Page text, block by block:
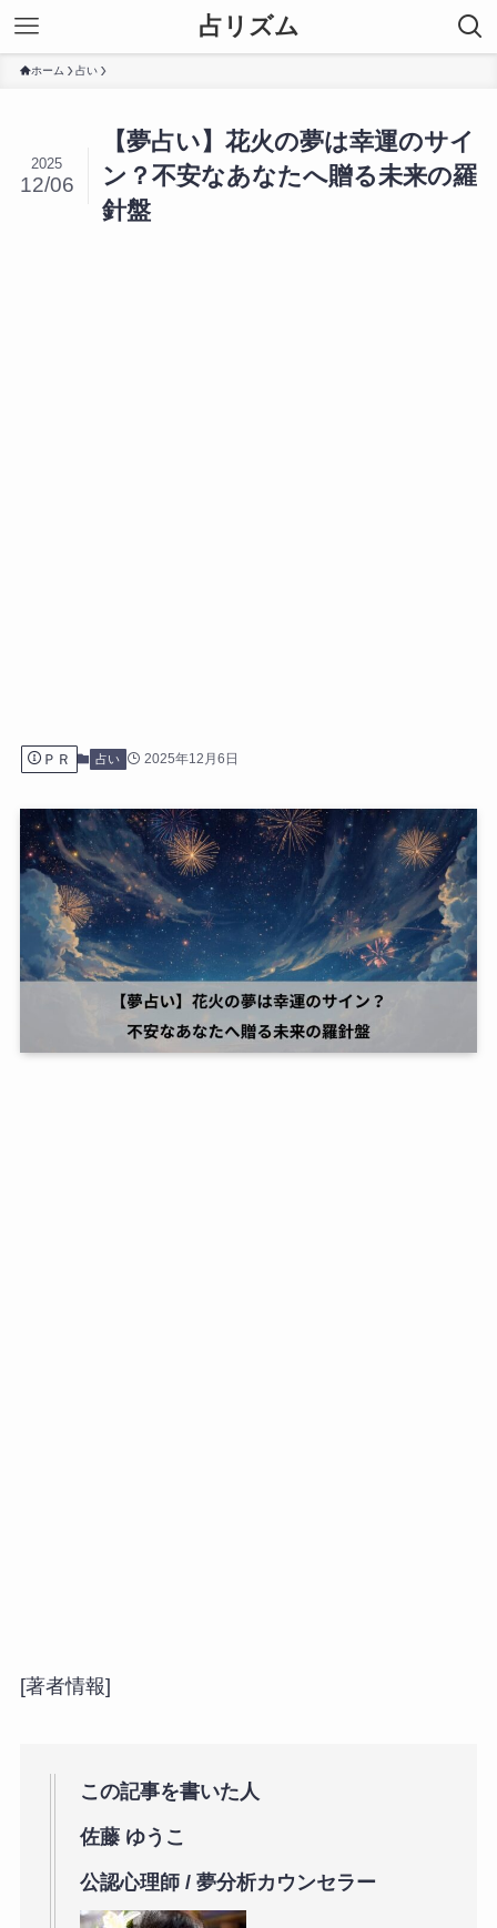
占リズム
ホーム 占い
【夢占い】花火の夢は幸運のサイ
ン？不安なあなたへ贈る未来の羅
針盤
2025
12/06
ＰＲ 占い 2025年12月6日
[著者情報]
この記事を書いた人
佐藤 ゆうこ
公認心理師 / 夢分析カウンセラー